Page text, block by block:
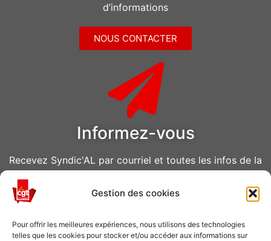
Gestion des cookies
Pour offrir les meilleures expériences, nous utilisons des technologies
telles que les cookies pour stocker et/ou accéder aux informations sur
d’informations
NOUS CONTACTER
Informez-vous
Recevez Syndic'AL par courriel et toutes les infos de la